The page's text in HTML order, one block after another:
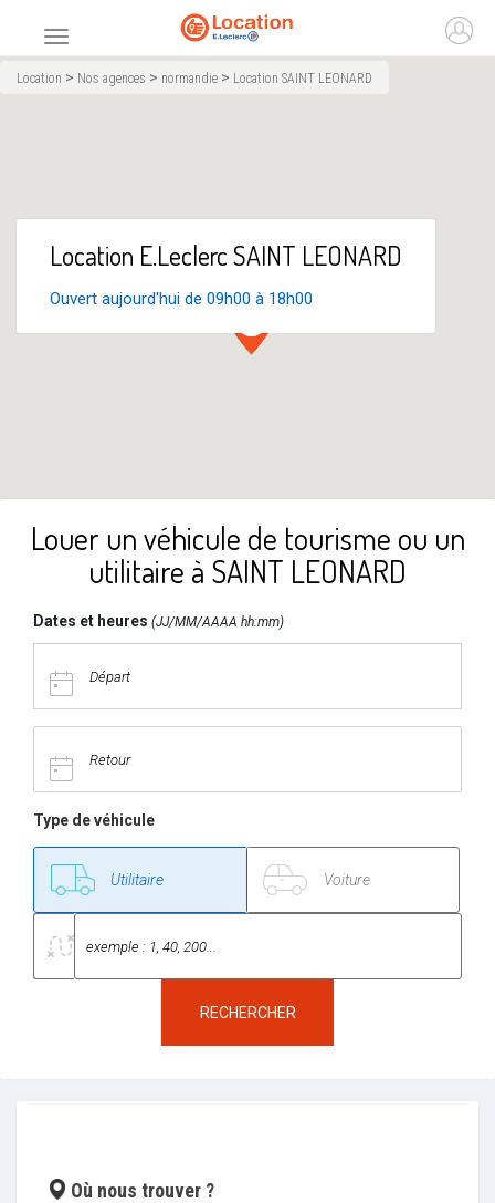
Menu principal
Accueil
Location > Nos agences > normandie > Location SAINT LEONARD
Location E.Leclerc SAINT LEONARD
Ouvert aujourd'hui de 09h00 à 18h00
Louer un véhicule de tourisme ou un
utilitaire à SAINT LEONARD
Dates et heures (JJ/MM/AAAA hh:mm)
Type de véhicule
RECHERCHER
Où nous trouver ?